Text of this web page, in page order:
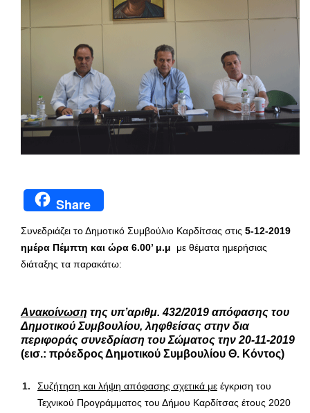
Share
Συνεδριάζει το Δημοτικό Συμβούλιο Καρδίτσας στις 5-12-2019
ημέρα Πέμπτη και ώρα 6.00’ μ.μ
με θέματα ημερήσιας
διάταξης τα παρακάτω:
Ανακοίνωση της υπ’αριθμ. 432/2019 απόφασης του
Δημοτικού Συμβουλίου, ληφθείσας στην δια
περιφοράς συνεδρίαση του Σώματος την 20-11-2019
(εισ.: πρόεδρος Δημοτικού Συμβουλίου Θ. Κόντος)
Συζήτηση και λήψη απόφασης σχετικά με έγκριση του
Τεχνικού Προγράμματος του Δήμου Καρδίτσας έτους 2020